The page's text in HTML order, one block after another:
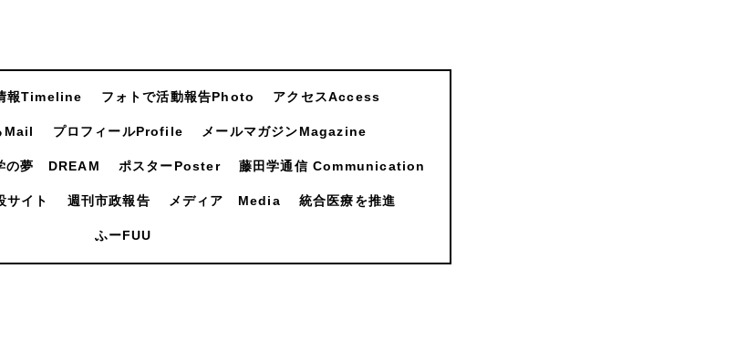
報Timeline フォトで活動報告Photo アクセスAccess
Mail プロフィールProfile メールマガジンMagazine
の夢 DREAM ポスターPoster 藤田学通信 Communication
サイト 週刊市政報告 メディア Media 統合医療を推進
ふーFUU